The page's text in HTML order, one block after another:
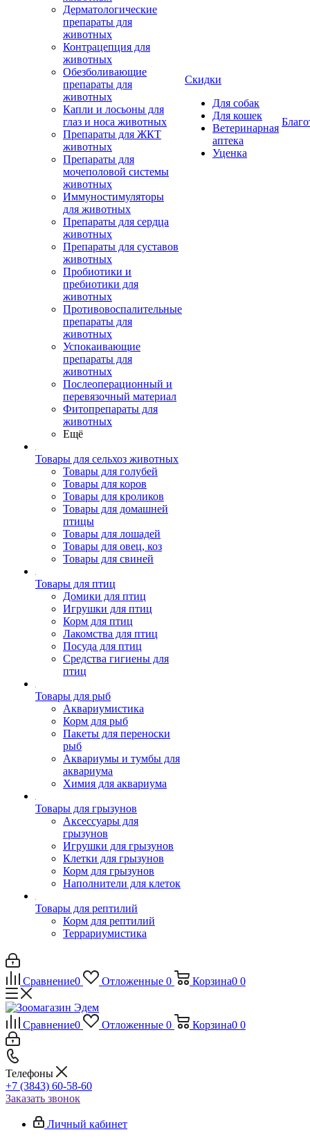
Дерматологические
препараты для
животных
Контрацепция для
животных
Обезболивающие
препараты для
животных
Капли и лосьоны для
глаз и носа животных
Препараты для ЖКТ
животных
Препараты для
мочеполовой системы
животных
Иммуностимуляторы
для животных
Препараты для сердца
животных
Препараты для суставов
животных
Пробиотики и
пребиотики для
животных
Противовоспалительные
препараты для
животных
Успокаивающие
препараты для
животных
Послеоперационный и
перевязочный материал
Фитопрепараты для
животных
Ещё
Товары для сельхоз животных
Товары для голубей
Товары для коров
Товары для кроликов
Товары для домашней
птицы
Товары для лошадей
Товары для овец, коз
Товары для свиней
Товары для птиц
Домики для птиц
Игрушки для птиц
Корм для птиц
Лакомства для птиц
Посуда для птиц
Средства гигиены для
птиц
Товары для рыб
Аквариумистика
Корм для рыб
Пакеты для переноски
рыб
Аквариумы и тумбы для
аквариума
Химия для аквариума
Товары для грызунов
Аксессуары для
грызунов
Игрушки для грызунов
Клетки для грызунов
Корм для грызунов
Наполнители для клеток
Товары для рептилий
Корм для рептилий
Террариумистика
Скидки
Для собак
Для кошек
Ветеринарная
аптека
Уценка
Сравнение0 Отложенные 0 Корзина0 0
Сравнение0 Отложенные 0 Корзина0 0
Телефоны
+7 (3843) 60-58-60
Заказать звонок
Личный кабинет